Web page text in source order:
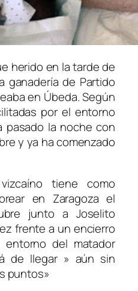
herido en la tarde de
ganadería de Partido
en Úbeda. Según
por el entorno
pasado la noche con
y ya ha comenzado
tiene como
en Zaragoza el
junto a Joselito
frente a un encierro
entorno del matador
de llegar » aún sin
puntos»